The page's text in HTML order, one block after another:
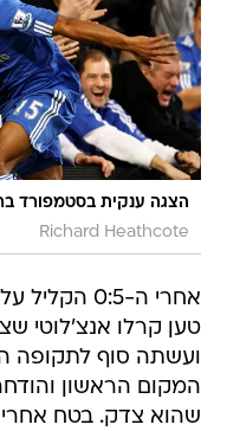
הצגה ענקית בסטמפורד
Richard Heathcote
אחרי ה-0:5
טען קרלו אנצ'לוטי
ועשתה סוף לתקופה
המקום הראשון